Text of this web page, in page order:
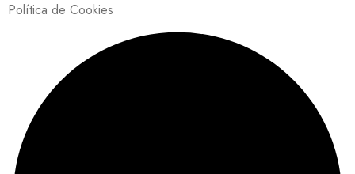
Política de Cookies